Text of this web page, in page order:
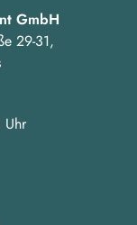
GmbH
29-31,